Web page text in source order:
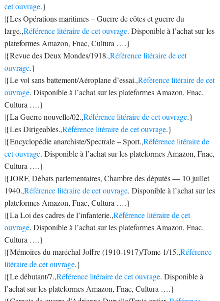
cet ouvrage.}
|{Les Opérations maritimes – Guerre de côtes et guerre du
large.,Référence litéraire de cet ouvrage. Disponible à l’achat sur les
plateformes Amazon, Fnac, Cultura ….}
|{Revue des Deux Mondes/1918.,Référence litéraire de cet
ouvrage.}
|{Le vol sans battement/Aéroplane d’essai.,Référence litéraire de cet
ouvrage. Disponible à l’achat sur les plateformes Amazon, Fnac,
Cultura ….}
|{La Guerre nouvelle/02.,Référence litéraire de cet ouvrage.}
|{Les Dirigeables.,Référence litéraire de cet ouvrage.}
|{Encyclopédie anarchiste/Spectrale – Sport.,Référence litéraire de
cet ouvrage. Disponible à l’achat sur les plateformes Amazon, Fnac,
Cultura ….}
|{JORF, Débats parlementaires, Chambre des députés — 10 juillet
1940.,Référence litéraire de cet ouvrage. Disponible à l’achat sur les
plateformes Amazon, Fnac, Cultura ….}
|{La Loi des cadres de l’infanterie.,Référence litéraire de cet
ouvrage. Disponible à l’achat sur les plateformes Amazon, Fnac,
Cultura ….}
|{Mémoires du maréchal Joffre (1910-1917)/Tome 1/15.,Référence
litéraire de cet ouvrage.}
|{Le débutant/7.,Référence litéraire de cet ouvrage. Disponible à
l’achat sur les plateformes Amazon, Fnac, Cultura ….}